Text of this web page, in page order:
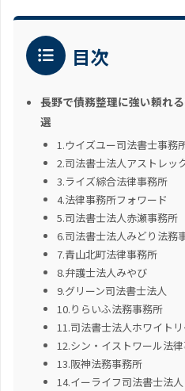
目次
長野で債務整理に強い頼れ
選
1.ウイズユー司法書士事務
2.司法書士法人アストレッ
3.ライズ綜合法律事務所
4.法律事務所フォワード
5.司法書士法人赤瀬事務所
6.司法書士法人みどり法務
7.青山北町法律事務所
8.弁護士法人みやび
9.グリーン司法書士法人
10.りらいふ法務事務所
11.司法書士法人ホワイト
12.シン・イストワール法
13.阪神法務事務所
14.イーライフ司法書士法人